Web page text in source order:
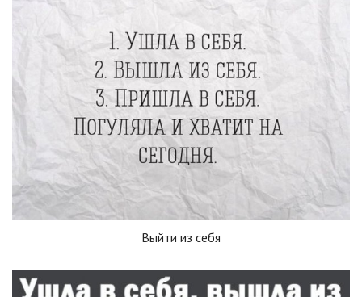
Выйти из себя